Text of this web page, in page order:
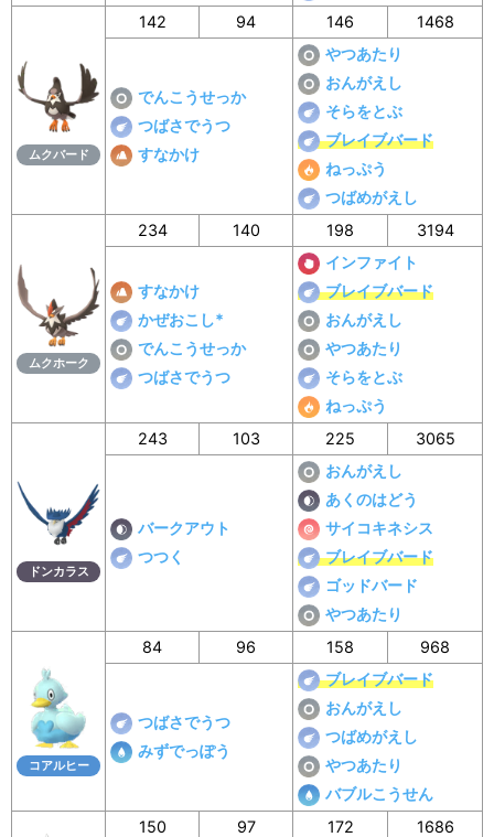
ムクバード
142 94 146 1468
でんこうせっか
つばさでうつ
すなかけ
やつあたり
おんがえし
そらをとぶ
ブレイブバード
ねっぷう
つばめがえし
ムクホーク
234 140 198 3194
すなかけ
かぜおこし*
でんこうせっか
つばさでうつ
インファイト
ブレイブバード
おんがえし
やつあたり
そらをとぶ
ねっぷう
ドンカラス
243 103 225 3065
バークアウト
つつく
おんがえし
あくのはどう
サイコキネシス
ブレイブバード
ゴッドバード
やつあたり
コアルヒー
84 96 158 968
つばさでうつ
みずでっぽう
ブレイブバード
おんがえし
つばめがえし
やつあたり
バブルこうせん
150 97 172 1686